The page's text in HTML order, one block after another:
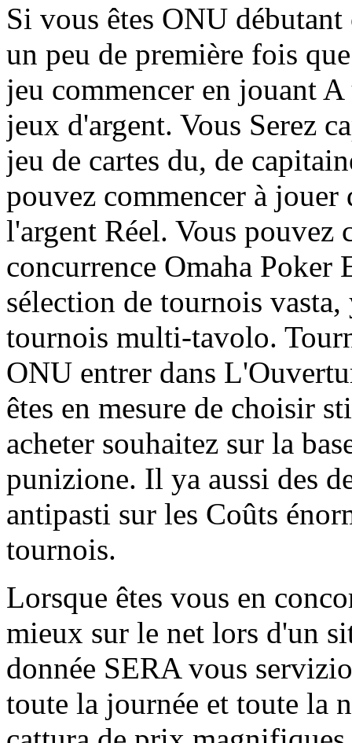
Si vous êtes ONU
un peu de première fois
jeu commencer en jouant
jeux d'argent. Vous Serez
jeu de cartes du, de
pouvez commencer à jouer
l'argent Réel. Vous pouvez
concurrence Omaha Poker
sélection de tournois
tournois multi-tavolo.
ONU entrer dans
êtes en mesure de choisir
acheter souhaitez sur la
punizione. Il ya aussi des
antipasti sur les Coûts
tournois.
Lorsque êtes vous en
mieux sur le net lors d'un
donnée SERA vous
toute la journée et toute la